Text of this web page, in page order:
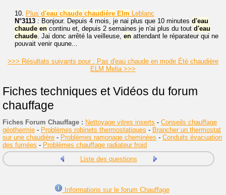
10. Plus d'eau chaude chaudière Elm Leblanc
N°3113 : Bonjour. Depuis 4 mois, je nai plus que 10 minutes d'eau
chaude en continu et, depuis 2 semaines je n'ai plus du tout d'eau
chaude . Jai donc arrêté la veilleuse, en attendant le réparateur qui ne
pouvait venir quune...
>>> Résultats suivants pour : Pas d'eau chaude en mode Été chaudière
ELM Melia >>>
Fiches techniques et Vidéos du forum
chauffage
Fiches Forum Chauffage : Nettoyage vitres inserts - Conseils chauffage
géothermie - Problèmes robinets thermostatiques - Brancher un thermostat
sur une chaudière - Problèmes ramonage cheminées - Conduits évacuation
des fumées - Problèmes chauffage radiateur froid
Liste des questions
Informations sur le forum Chauffage